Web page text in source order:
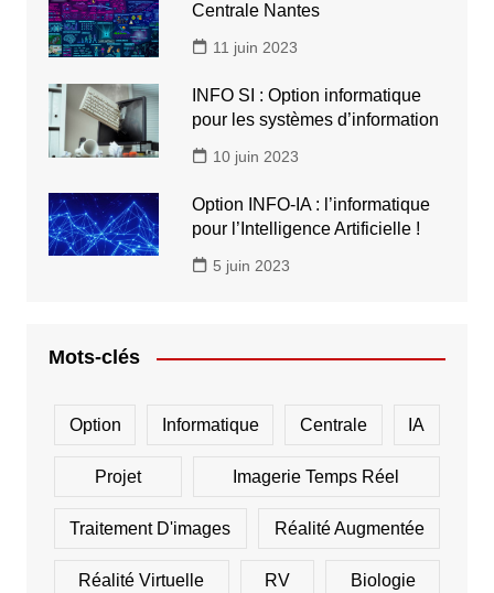
Centrale Nantes
11 juin 2023
INFO SI : Option informatique
pour les systèmes d’information
10 juin 2023
Option INFO-IA : l’informatique
pour l’Intelligence Artificielle !
5 juin 2023
Mots-clés
Option Informatique Centrale IA
Projet Imagerie Temps Réel
Traitement D'images Réalité Augmentée
Réalité Virtuelle RV Biologie